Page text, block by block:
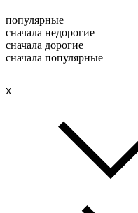
популярные
сначала недорогие
сначала дорогие
сначала популярные
x